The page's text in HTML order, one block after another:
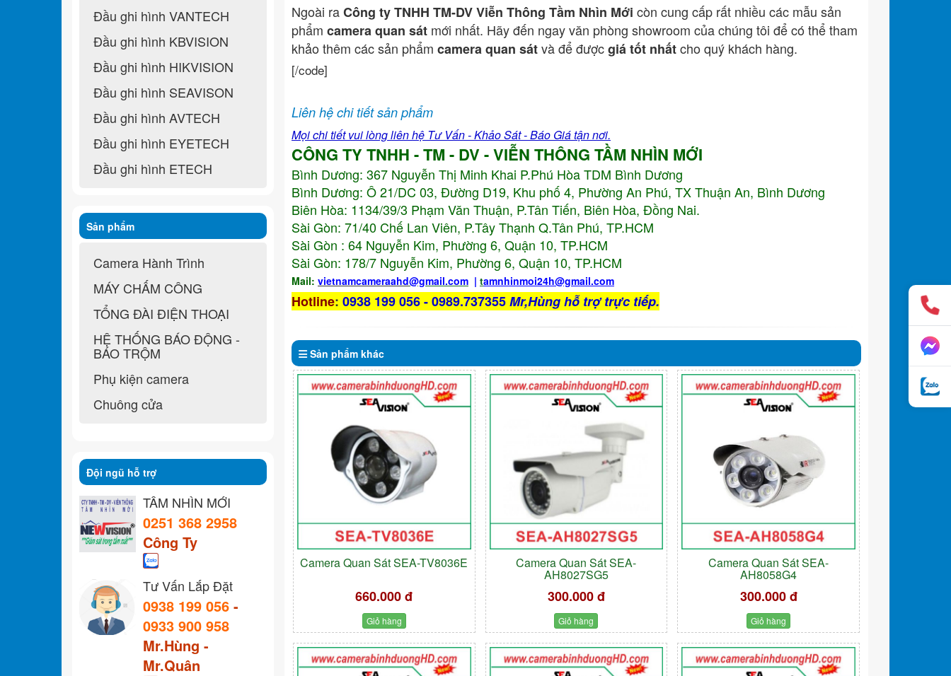
Ngoài raCông ty TNHH TM-DV Viễn Thông Tầm Nhìn Mới còn cung cấp rất nhiều các mẫu sản
phẩm camera quan sát mới nhất. Hãy đến ngay văn phòng showroom của chúng tôi để có thể tham
khảo thêm các sản phẩm camera quan sátvà để đượcgiá tốt nhấtcho quý khách hàng.
[/code]
Liên hệ chi tiết sản phẩm
Mọi chi tiết vui lòng liên hệ Tư Vấn - Khảo Sát - Báo Giá tận nơi.
CÔNG TY TNHH - TM - DV - VIỄN THÔNG TẦM NHÌN MỚI
Bình Dương: 367 Nguyễn Thị Minh Khai P.Phú Hòa TDM Bình Dương
Bình Dương: Ô 21/DC 03, Đường D19, Khu phố 4, Phường An Phú, TX Thuận An, Bình Dương
Biên Hòa: 1134/39/3 Phạm Văn Thuận, P.Tân Tiến, Biên Hòa, Đồng Nai.
Sài Gòn: 71/40 Chế Lan Viên, P.Tây Thạnh Q.Tân Phú, TP.HCM
Sài Gòn : 64 Nguyễn Kim, Phường 6, Quận 10, TP.HCM
Sài Gòn: 178/7 Nguyễn Kim, Phường 6, Quận 10, TP.HCM
Mail: vietnamcameraahd@gmail.com | tamnhinmoi24h@gmail.com
Hotline: 0938 199 056 - 0989.737355Mr,Hùng hỗ trợ trực tiếp.
Sản phẩm khác
Camera Quan Sát SEA-TV8036E
660.000 đ
Giỏ hàng
Camera Quan Sát SEA-
AH8027SG5
300.000 đ
Giỏ hàng
Camera Quan Sát SEA-
AH8058G4
300.000 đ
Giỏ hàng
Đầu ghi hình VANTECH
Đầu ghi hình KBVISION
Đầu ghi hình HIKVISION
Đầu ghi hình SEAVISON
Đầu ghi hình AVTECH
Đầu ghi hình EYETECH
Đầu ghi hình ETECH
Sản phẩm
Camera Hành Trình
MÁY CHẤM CÔNG
TỔNG ĐÀI ĐIỆN THOẠI
HỆ THỐNG BÁO ĐỘNG -
BÁO TRỘM
Phụ kiện camera
Chuông cửa
Đội ngũ hỗ trợ
TẦM NHÌN MỚI
0251 368 2958
Công Ty
Tư Vấn Lắp Đặt
0938 199 056 -
0933 900 958
Mr.Hùng -
Mr.Quân